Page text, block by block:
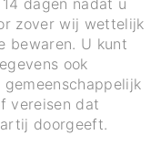
zover wij wettelijk
bewaren. U kunt
ook
vereisen dat
doorgeeft.